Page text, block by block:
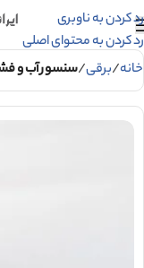
رد کردن به ناوبری
رد کردن به محتوای اصلی
خانه برقی سنسور آب و